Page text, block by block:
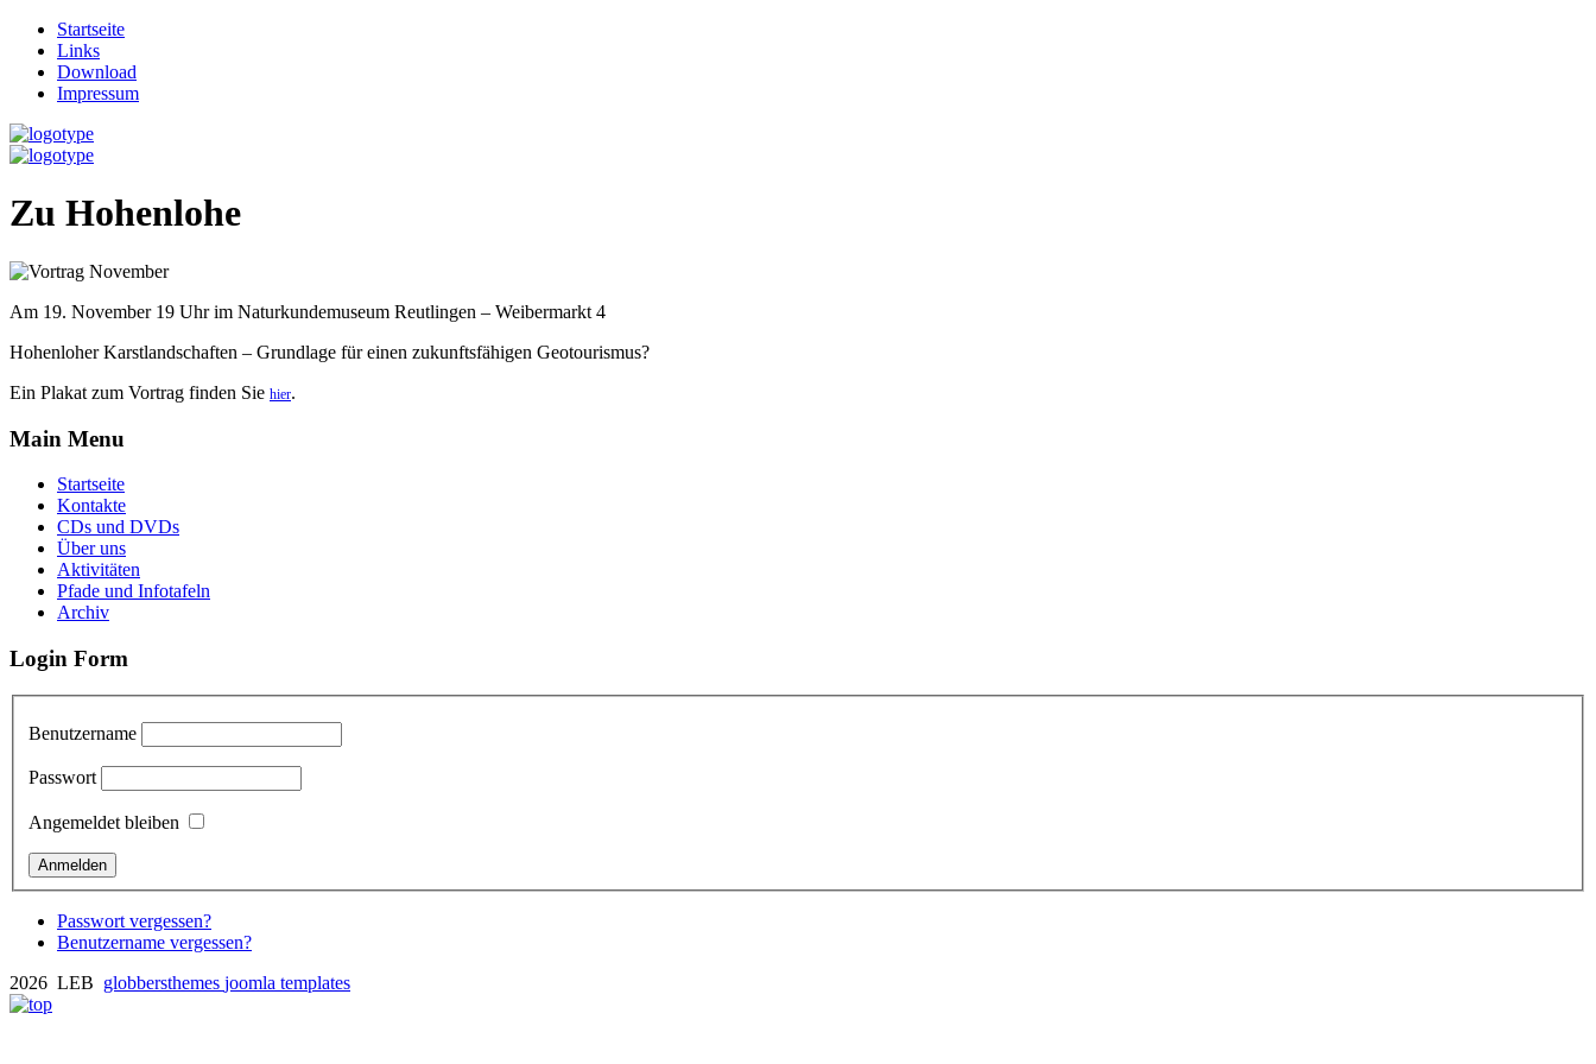
Startseite
Links
Download
Impressum
Zu Hohenlohe
Am 19. November 19 Uhr im Naturkundemuseum Reutlingen – Weibermarkt 4
Hohenloher Karstlandschaften – Grundlage für einen zukunftsfähigen Geotourismus?
Ein Plakat zum Vortrag finden Sie hier.
Main Menu
Startseite
Kontakte
CDs und DVDs
Über uns
Aktivitäten
Pfade und Infotafeln
Archiv
Login Form
Benutzername
Passwort
Angemeldet bleiben
Passwort vergessen?
Benutzername vergessen?
2026 LEB globbersthemes joomla templates